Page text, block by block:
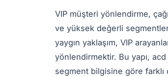
VIP müşteri yönlendirme,
ve yüksek değerli
yaygın yaklaşım, VIP
yönlendirmektir. Bu yapı,
segment bilgisine göre farklı